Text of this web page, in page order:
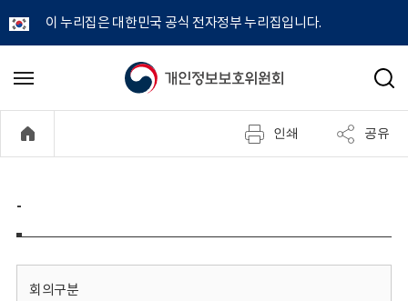
이 누리집은 대한민국 공식 전자정부 누리집입니다.
개
정
보
메
기
검
인쇄 공유
-
회의구분